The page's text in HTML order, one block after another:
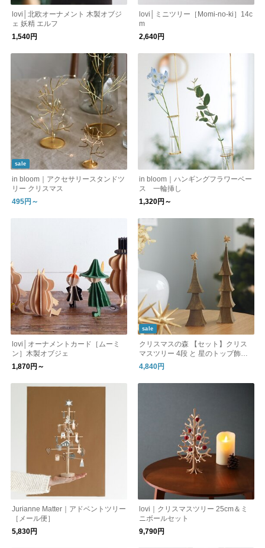
lovi│北欧オーナメント 木製オブジ
ェ 妖精 エルフ
1,540円
lovi│ミニツリー［Momi-no-ki］14c
m
2,640円
sale
in bloom｜アクセサリースタンドツ
リー クリスマス
495円～
in bloom｜ハンギングフラワーベー
ス 一輪挿し
1,320円～
lovi│オーナメントカード［ムーミ
ン］木製オブジェ
1,870円～
sale
クリスマスの森 【セット】クリス
マスツリー 4段 と 星のトップ飾り
／845 Hashigo
4,840円
Jurianne Matter｜アドベントツリー
［メール便］
5,830円
lovi｜クリスマスツリー 25cm＆ミ
ニボールセット
9,790円